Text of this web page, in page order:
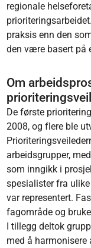
regionale
praksis enn den
den være basert på
Om
De første
2008, og flere ble
arbeidsgrupper,
som inngikk i
spesialister fra
var representert.
fagområde og
I tillegg deltok
med å